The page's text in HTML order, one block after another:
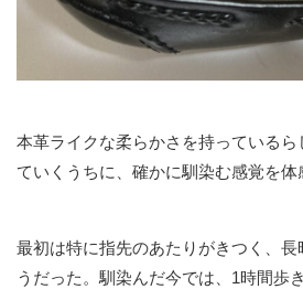
本革ライクな柔らかさを持っている
ていくうちに、確かに馴染む感覚を体
最初は特に指先のあたりがきつく、長
うだった。馴染んだ今では、1時間歩